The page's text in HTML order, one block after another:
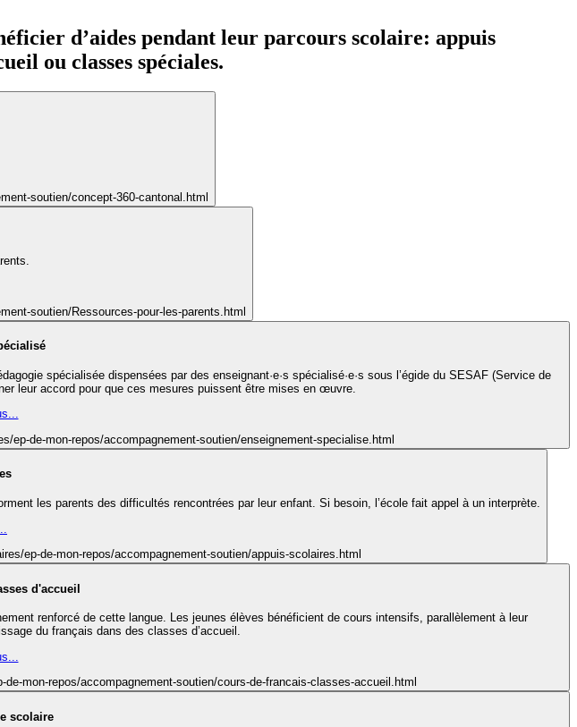
d’aides pendant leur parcours scolaire: appuis
ou classes spéciales.
soutien/concept-360-cantonal.html
soutien/Ressources-pour-les-parents.html
spécialisée dispensées par des enseignant·e·s spécialisé·e·s sous l’égide du SESAF (Service de
leur accord pour que ces mesures puissent être mises en œuvre.
ep-de-mon-repos/accompagnement-soutien/enseignement-specialise.html
les parents des difficultés rencontrées par leur enfant. Si besoin, l’école fait appel à un interprète.
ep-de-mon-repos/accompagnement-soutien/appuis-scolaires.html
d'accueil
renforcé de cette langue. Les jeunes élèves bénéficient de cours intensifs, parallèlement à leur
du français dans des classes d’accueil.
mon-repos/accompagnement-soutien/cours-de-francais-classes-accueil.html
scolaire